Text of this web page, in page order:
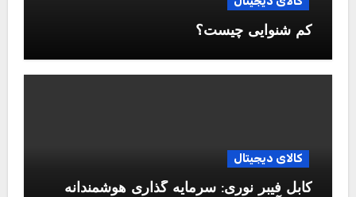
کم شنوایی چیست؟
کالای دیجیتال
کابل فیبر نوری: سرمایه گذاری هوشمندانه